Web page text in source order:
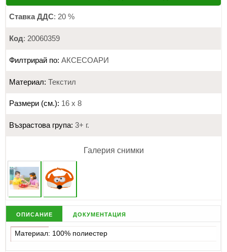
Ставка ДДС: 20 %
Код: 20060359
Филтрирай по: АКСЕСОАРИ
Материал: Текстил
Размери (см.): 16 х 8
Възрастова група: 3+ г.
Галерия снимки
описание документация
Материал: 100% полиестер